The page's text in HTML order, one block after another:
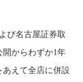
び名古屋証券取
開からわずか1年
えて全店に併設